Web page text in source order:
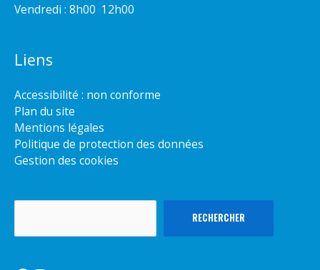
Vendredi : 8h00  12h00
Liens
Accessibilité : non conforme
Plan du site
Mentions légales
Politique de protection des données
Gestion des cookies
RECHERCHER